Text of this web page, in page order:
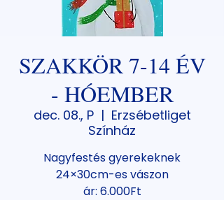
SZAKKÖR 7-14 ÉV
- HÓEMBER
dec. 08., P
  |
Erzsébetliget
Színház
Nagyfestés gyerekeknek
24×30cm-es vászon
ár: 6.000Ft